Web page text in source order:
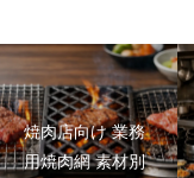
焼肉店向け 業務
用焼肉網 素材別